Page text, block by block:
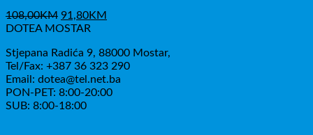
108,00KM Izvorna
cijena
je:
108,00KM.
91,80KM
91,80KM.
DOTEA MOSTAR
Stjepana Radića 9, 88000 Mostar,
Tel/Fax: +387 36 323 290
Email: dotea@tel.net.ba
PON-PET: 8:00-20:00
SUB: 8:00-18:00